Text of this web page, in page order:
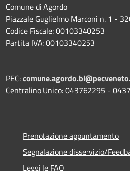
Comune di Agordo
Piazzale Guglielmo Marconi n. 1 -
Codice Fiscale: 00103340253
Partita IVA: 00103340253
PEC:
Centralino Unico: 043762295 -
Prenotazione appuntamento
Segnalazione disservizio/
Leggi le FAQ